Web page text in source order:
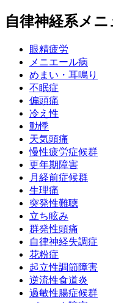
自律神経系メニ
眼精疲労
メニエール病
めまい・耳鳴り
不眠症
偏頭痛
冷え性
動悸
天気頭痛
慢性疲労症候群
更年期障害
月経前症候群
生理痛
突発性難聴
立ち眩み
群発性頭痛
自律神経失調症
花粉症
起立性調節障害
逆流性食道炎
過敏性腸症候群